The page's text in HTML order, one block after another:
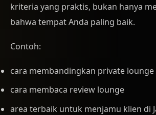
kriteria yang praktis, bukan hanya
bahwa tempat Anda paling baik.
Contoh:
cara membandingkan private lounge
cara membaca review lounge
area terbaik untuk menjamu klien di